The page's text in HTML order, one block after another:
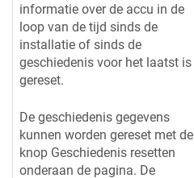
informatie over de accu in de
loop van de tijd sinds de
installatie of sinds de
geschiedenis voor het laatst is
gereset.
De geschiedenis gegevens
kunnen worden gereset met de
knop Geschiedenis resetten
onderaan de pagina. De